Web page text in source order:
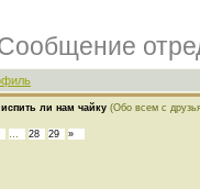
испить ли нам чайку (Обо всем с
… 28 29 »